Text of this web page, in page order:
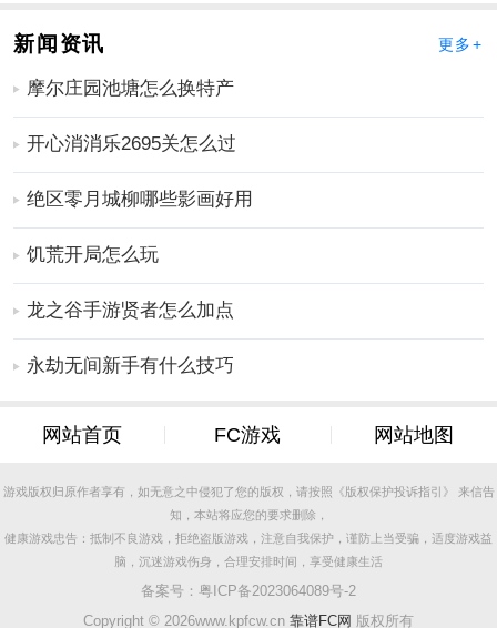
验。
1、打开手游，选择自己感兴趣的主题。
成。
3、完成拼图后，可保存并分享自己的作品。
新闻资讯 更多+
摩尔庄园池塘怎么换特产
开心消消乐2695关怎么过
绝区零月城柳哪些影画好用
饥荒开局怎么玩
龙之谷手游贤者怎么加点
永劫无间新手有什么技巧
网站首页 FC游戏 网站地图
游戏版权归原作者享有，如无意之中侵犯了您的版权，请按照《版权保护投诉指引》 来信告
知，本站将应您的要求删除，
健康游戏忠告：抵制不良游戏，拒绝盗版游戏，注意自我保护，谨防上当受骗，适度游戏益
脑，沉迷游戏伤身，合理安排时间，享受健康生活
备案号： 粤ICP备2023064089号-2
Copyright © 2026www.kpfcw.cn 靠谱FC网 版权所有